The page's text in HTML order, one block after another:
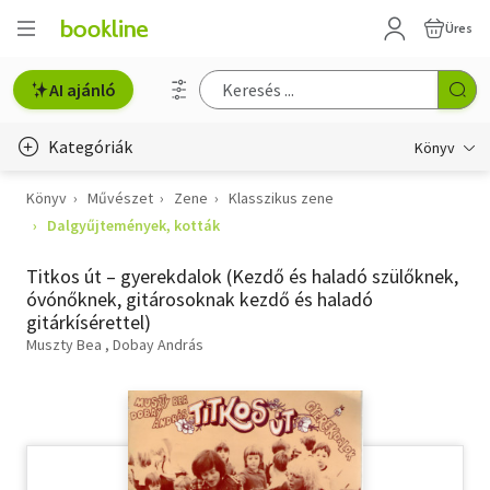
Üres
AI ajánló
Kategóriák Könyv
Életmód, egészség
Gyermek- és ifjúsági
Hobbi, szabadidő
Könyv Művészet Zene
Klasszikus zene
Dalgyűjtemények, kották
Titkos út – gyerekdalok (Kezdő és haladó szülőknek,
óvónőknek, gitárosoknak kezdő és haladó
gitárkísérettel)
Muszty Bea Dobay András